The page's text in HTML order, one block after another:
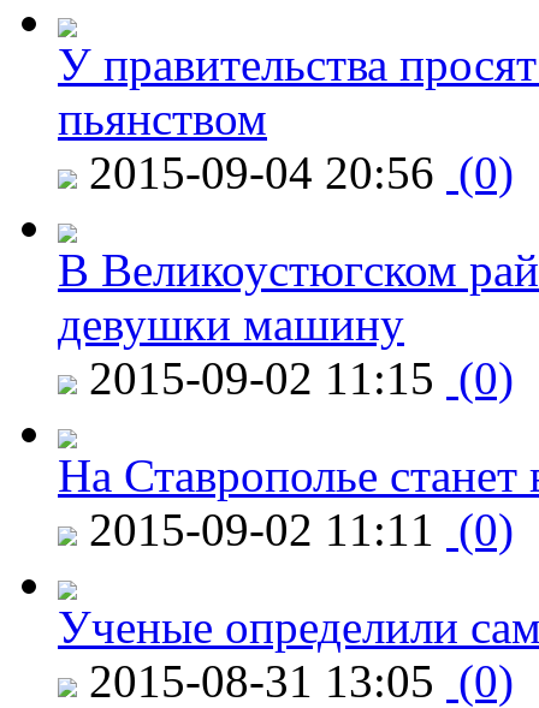
У правительства
пьянством
2015-09-04 20:56 (0)
В Великоустюгском
девушки машину
2015-09-02 11:15 (0)
На Ставрополье
2015-09-02 11:11 (0)
Ученые определили
2015-08-31 13:05 (0)